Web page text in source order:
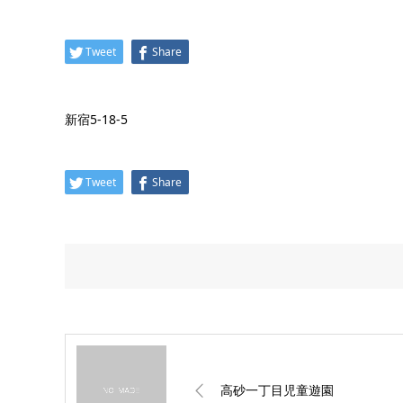
Tweet Share
新宿5-18-5
Tweet Share
高砂一丁目児童遊園